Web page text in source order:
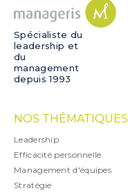
Spécialiste du
leadership et
du
management
depuis 1993
NOS THÉMATIQUES
Leadership
Efficacité personnelle
Management d'équipes
Stratégie